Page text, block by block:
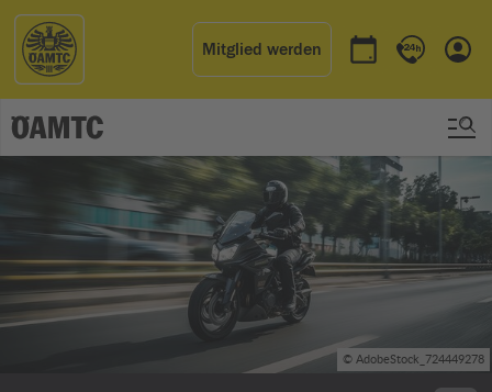
Mitglied werden
Termin buchen
Kontakt &
© AdobeStock_724449278